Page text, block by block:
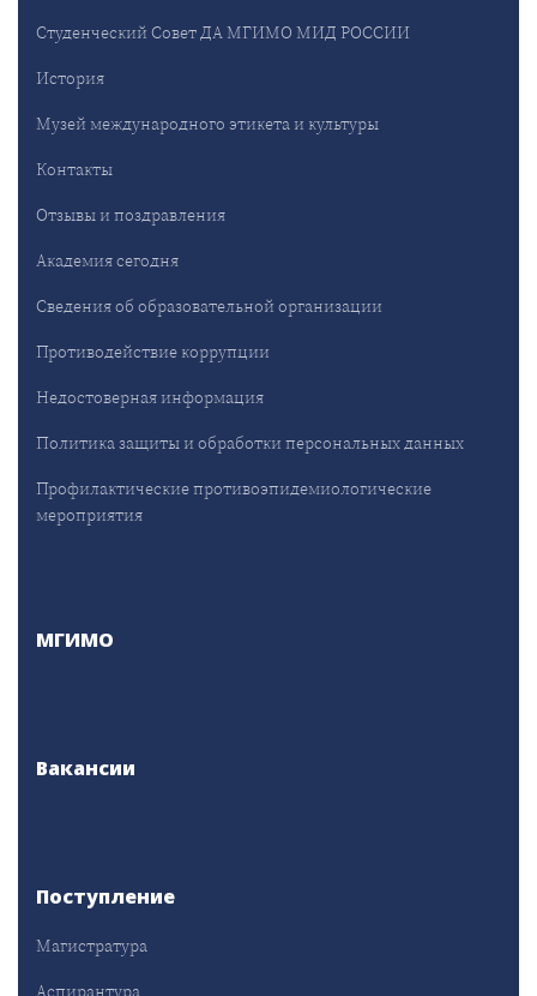
Студенческий Совет ДА МГИМО МИД РОССИИ
История
Музей международного этикета и культуры
Контакты
Отзывы и поздравления
Академия сегодня
Сведения об образовательной организации
Противодействие коррупции
Недостоверная информация
Политика защиты и обработки персональных данных
Профилактические противоэпидемиологические
мероприятия
МГИМО
Вакансии
Поступление
Магистратура
Аспирантура